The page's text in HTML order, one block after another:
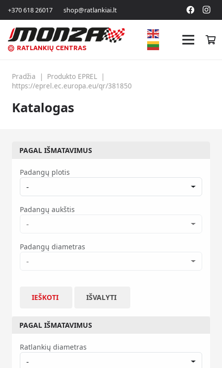
+370 618 26017 shop@ratlankiai.lt
RATLANKIŲ CENTRAS
Pradžia | Produkto EPREL |
https://eprel.ec.europa.eu/qr/381850
Katalogas
PAGAL IŠMATAVIMUS
Padangų plotis
-
Padangų aukštis
-
Padangų diametras
-
IEŠKOTI IŠVALYTI
PAGAL IŠMATAVIMUS
Ratlankių diametras
-